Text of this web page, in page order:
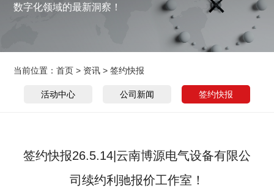
数字化领域的最新洞察！
当前位置：首页 > 资讯 >签约快报
活动中心 公司新闻 签约快报
签约快报26.5.14|云南博源电气设备有限公
司续约利驰报价工作室！